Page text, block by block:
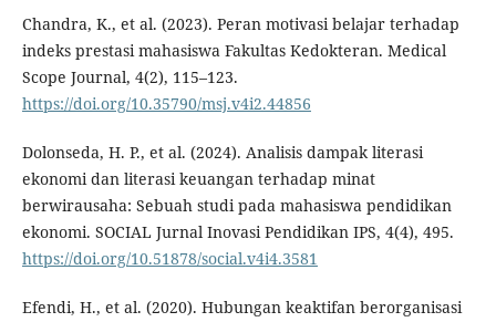
Chandra, K., et al. (2023). Peran motivasi belajar terhadap
indeks prestasi mahasiswa Fakultas Kedokteran. Medical
Scope Journal, 4(2), 115–123.
https://doi.org/10.35790/msj.v4i2.44856
Dolonseda, H. P., et al. (2024). Analisis dampak literasi
ekonomi dan literasi keuangan terhadap minat
berwirausaha: Sebuah studi pada mahasiswa pendidikan
ekonomi. SOCIAL Jurnal Inovasi Pendidikan IPS, 4(4), 495.
https://doi.org/10.51878/social.v4i4.3581
Efendi, H., et al. (2020). Hubungan keaktifan berorganisasi